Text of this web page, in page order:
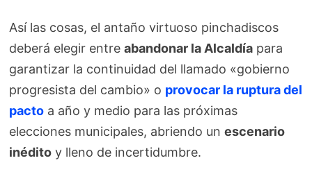
Así las cosas, el antaño virtuoso pinchadiscos
deberá elegir entreabandonar la Alcaldía para
garantizar la continuidad del llamado «gobierno
progresista del cambio» o provocar la ruptura del
pacto a año y medio para las próximas
elecciones municipales, abriendo unescenario
inédito y lleno de incertidumbre.